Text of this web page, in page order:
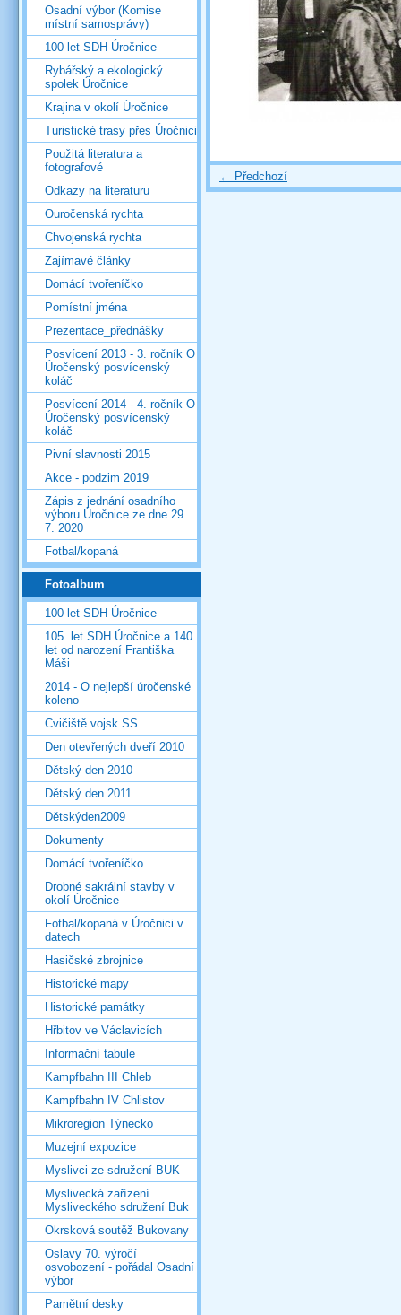
← Předchozí
Osadní výbor (Komise
místní samosprávy)
100 let SDH Úročnice
Rybářský a ekologický
spolek Úročnice
Krajina v okolí Úročnice
Turistické trasy přes Úročnici
Použitá literatura a
fotografové
Odkazy na literaturu
Ouročenská rychta
Chvojenská rychta
Zajímavé články
Domácí tvořeníčko
Pomístní jména
Prezentace_přednášky
Posvícení 2013 - 3. ročník O
Úročenský posvícenský
koláč
Posvícení 2014 - 4. ročník O
Úročenský posvícenský
koláč
Pivní slavnosti 2015
Akce - podzim 2019
Zápis z jednání osadního
výboru Úročnice ze dne 29.
7. 2020
Fotbal/kopaná
Fotoalbum
100 let SDH Úročnice
105. let SDH Úročnice a 140.
let od narození Františka
Máši
2014 - O nejlepší úročenské
koleno
Cvičiště vojsk SS
Den otevřených dveří 2010
Dětský den 2010
Dětský den 2011
Dětskýden2009
Dokumenty
Domácí tvořeníčko
Drobné sakrální stavby v
okolí Úročnice
Fotbal/kopaná v Úročnici v
datech
Hasičské zbrojnice
Historické mapy
Historické památky
Hřbitov ve Václavicích
Informační tabule
Kampfbahn III Chleb
Kampfbahn IV Chlistov
Mikroregion Týnecko
Muzejní expozice
Myslivci ze sdružení BUK
Myslivecká zařízení
Mysliveckého sdružení Buk
Okrsková soutěž Bukovany
Oslavy 70. výročí
osvobození - pořádal Osadní
výbor
Pamětní desky